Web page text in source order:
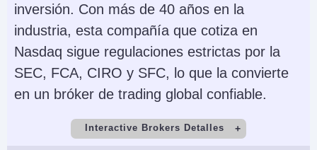
Yes No
inversión. Con más de 40 años en la
industria, esta compañía que cotiza en
Nasdaq sigue regulaciones estrictas por la
SEC, FCA, CIRO y SFC, lo que la convierte
en un bróker de trading global confiable.
Interactive Brokers Detalles